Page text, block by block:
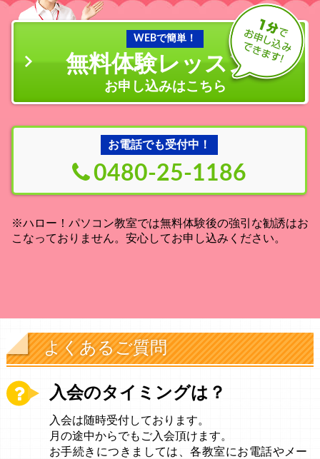
WEBで簡単！
無料体験レッスン
お申し込みはこちら
お電話でも受付中！
0480-25-1186
※ハロー！パソコン教室では無料体験後の強引な勧誘はお
こなっておりません。安心してお申し込みください。
よくあるご質問
入会のタイミングは？
入会は随時受付しております。
月の途中からでもご入会頂けます。
お手続きにつきましては、各教室にお電話やメー